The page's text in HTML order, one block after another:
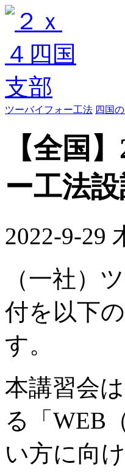
ツーバイフォー工法 四国
【全国
ー工法
2022-9-29
（一社）
付を以下
す。
本講習会
る「WEB
い方に向